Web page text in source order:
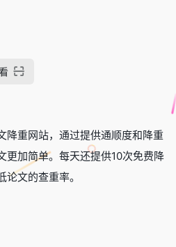
降重网站，通过提供通顺度和降重
更加简单。每天还提供10次免费降
文的查重率。